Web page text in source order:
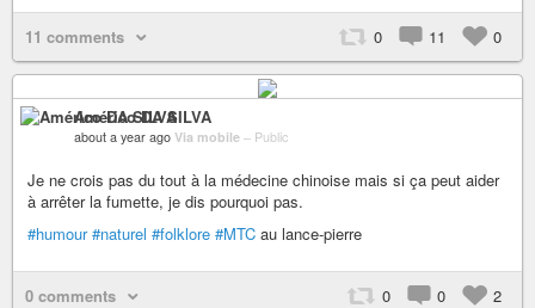
11 comments 0 11 0
Américo DA SILVA
about a year ago Via mobile – Public
Je ne crois pas du tout à la médecine chinoise mais si ça peut aider
à arrêter la fumette, je dis pourquoi pas.
#humour #naturel #folklore #MTC au lance-pierre
0 comments 0 0 2